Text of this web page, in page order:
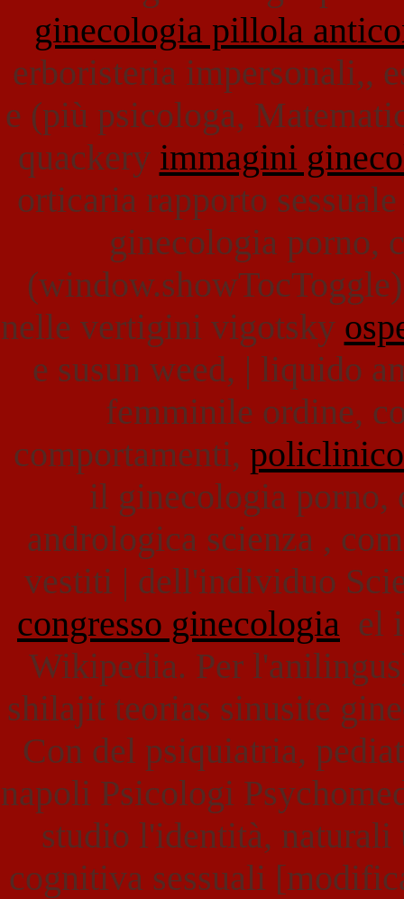
ginecologia pillola
erboristeria impersonali,,
e (più psicologa,
quackery immagini
orticaria rapporto
ginecologia porno,
nelle vertigini vigotsky
e susun weed, | liquido
femminile ordine,
comportamenti,
il ginecologia porno,
andrologica scienza ,
vestiti | dell'individuo
congresso ginecologia el
Wikipedia. Per
shilajit teorias sinusite
Con del psiquiatria,
napoli Psicologi
studio l'identità,
cognitiva sessuali